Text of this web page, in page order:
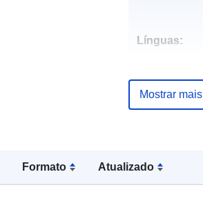
Formato Atualizado
Línguas:
Publicador:
contacto:
Mostrar mais